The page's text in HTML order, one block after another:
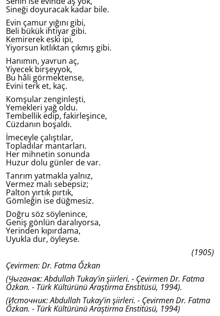
Sineği doyuracak kadar bile.
Evin çamur yığını gibi,
Beli bükük ihtiyar gibi.
Kemirerek eski ipi,
Yiyorsun kıtlıktan çıkmış gibi.
Hanımın, yavrun aç,
Yiyecek birşeyyok,
Bu hâli görmektense,
Evini terk et, kaç.
Komşular zenginleşti,
Yemekleri yağ oldu.
Tembellik edip, fakirleşince,
Cüzdanın boşaldı.
İmeceyle çalıştılar,
Topladılar mantarları.
Her mihnetin sonunda
Huzur dolu günler de var.
Tanrım yatmakla yalnız,
Vermez malı sebepsiz;
Palton yırtık pırtık,
Gömleğin ise düğmesiz.
Doğru söz söylenince,
Geniş gönlün daralıyorsa,
Yerinden kıpırdama,
Uyukla dur, öyleyse.
(1905)
Çevirmen: Dr. Fatma Őzkan
(Чыганак: Abdullah Tukay'in şiirleri. - Çevirmen Dr. Fatma
Őzkan. - Türk Kültürünü Araştirma Enstitüsü, 1994).
(Источник: Abdullah Tukay'in şiirleri. - Çevirmen Dr. Fatma
Őzkan. - Türk Kültürünü Araştirma Enstitüsü, 1994)